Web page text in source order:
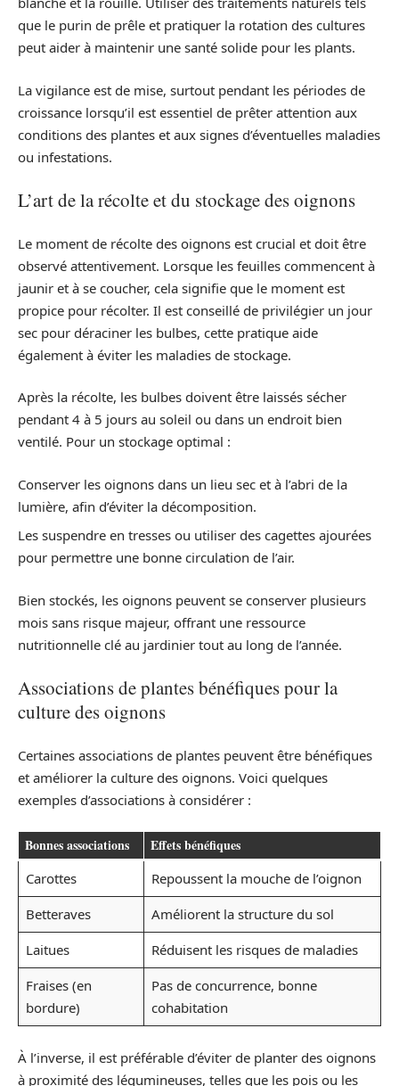
que le purin de prêle et pratiquer la rotation des cultures
peut aider à maintenir une santé solide pour les plants.
La vigilance est de mise, surtout pendant les périodes de
croissance lorsqu’il est essentiel de prêter attention aux
conditions des plantes et aux signes d’éventuelles maladies
ou infestations.
L’art de la récolte et du stockage des oignons
Le moment de récolte des oignons est crucial et doit être
observé attentivement. Lorsque les feuilles commencent à
jaunir et à se coucher, cela signifie que le moment est
propice pour récolter. Il est conseillé de privilégier un jour
sec pour déraciner les bulbes, cette pratique aide
également à éviter les maladies de stockage.
Après la récolte, les bulbes doivent être laissés sécher
pendant 4 à 5 jours au soleil ou dans un endroit bien
ventilé. Pour un stockage optimal :
Conserver les oignons dans un lieu sec et à l’abri de la
lumière, afin d’éviter la décomposition.
Les suspendre en tresses ou utiliser des cagettes ajourées
pour permettre une bonne circulation de l’air.
Bien stockés, les oignons peuvent se conserver plusieurs
mois sans risque majeur, offrant une ressource
nutritionnelle clé au jardinier tout au long de l’année.
Associations de plantes bénéfiques pour la
culture des oignons
Certaines associations de plantes peuvent être bénéfiques
et améliorer la culture des oignons. Voici quelques
exemples d’associations à considérer :
Bonnes associations Effets bénéfiques
Carottes
Repoussent la mouche de l’oignon
Betteraves
Améliorent la structure du sol
Laitues
Réduisent les risques de maladies
Fraises (en
bordure)
Pas de concurrence, bonne
cohabitation
À l’inverse, il est préférable d’éviter de planter des oignons
à proximité des légumineuses, telles que les pois ou les